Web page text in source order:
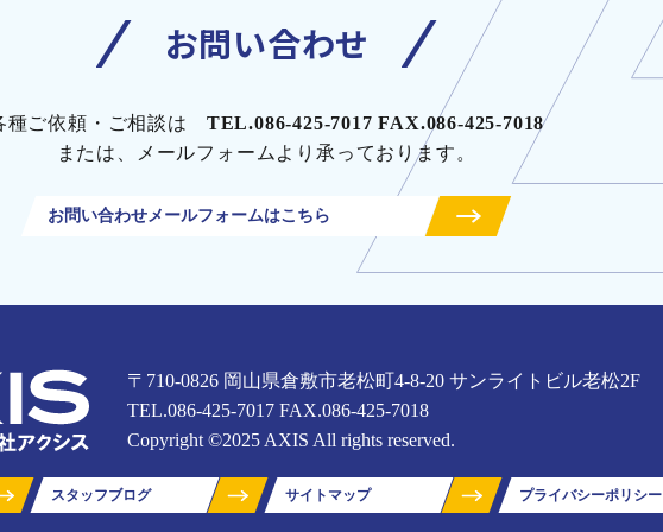
お問い合わせ
種ご依頼・ご相談は
TEL.086-425-7017 FAX.086-425-7018
または、メールフォームより承っております。
お問い合わせメールフォームはこちら
〒710-0826 岡山県倉敷市老松町4-8-20サンライトビル老松2F
TEL.086-425-7017 FAX.086-425-7018
Copyright ©2025 AXIS All rights reserved.
スタッフブログ サイトマップ プライバシーポリシー